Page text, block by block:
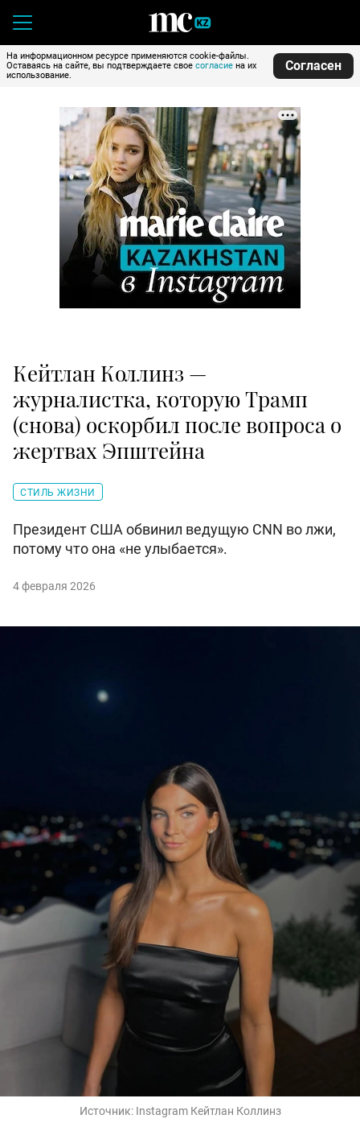
На информационном ресурсе применяются cookie-файлы.
Оставаясь на сайте, вы подтверждаете свое согласие на их
использование.
Согласен
Кейтлан Коллинз —
журналистка, которую Трамп
(снова) оскорбил после вопроса о
жертвах Эпштейна
СТИЛЬ ЖИЗНИ
Президент США обвинил ведущую CNN во лжи,
потому что она «не улыбается».
4 февраля 2026
Источник: Instagram Кейтлан Коллинз